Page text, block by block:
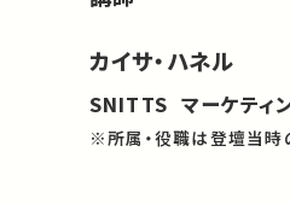
カイサ・ハネル
SNITTS マーケティ
※所属・役職は登壇当時